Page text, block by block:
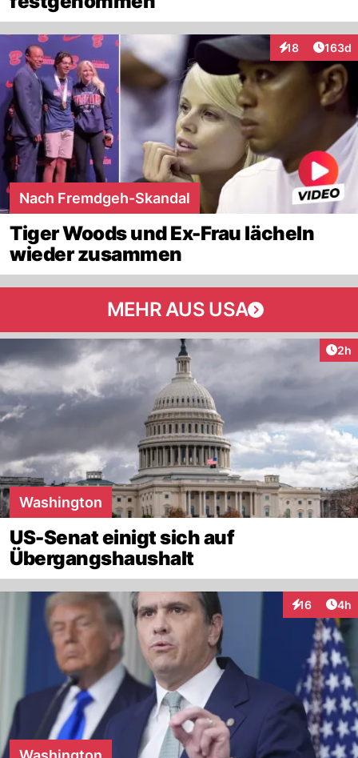
18
Interaktionen
163d
Nach Fremdgeh-Skandal
Tiger Woods und Ex-Frau lächeln
wieder zusammen
MEHR AUS USA
2h
Washington
US-Senat einigt sich auf
Übergangshaushalt
16
Interaktionen
4h